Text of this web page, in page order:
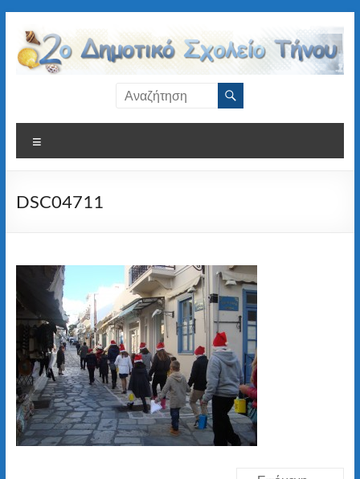
περιεχόμενο
Δημοτικό
Σχολείο
Τήνου
DSC04711